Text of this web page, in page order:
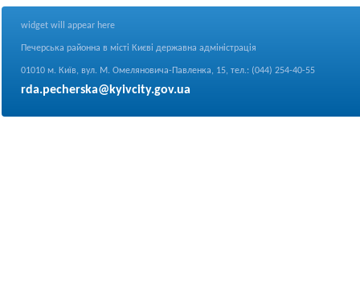
widget will appear here
Печерська районна в місті Києві державна адміністрація
01010 м. Київ, вул. М. Омеляновича-Павленка, 15, тел.: (044) 254-40-55
rda.pecherska@kyivcity.gov.ua